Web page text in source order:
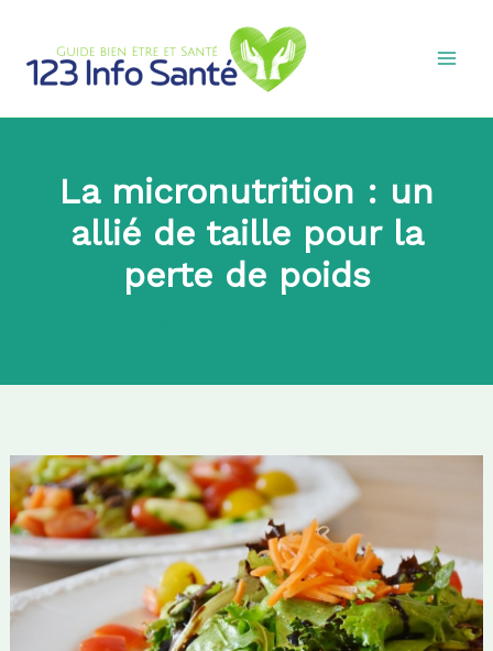
contenu
La micronutrition : un
allié de taille pour la
perte de poids